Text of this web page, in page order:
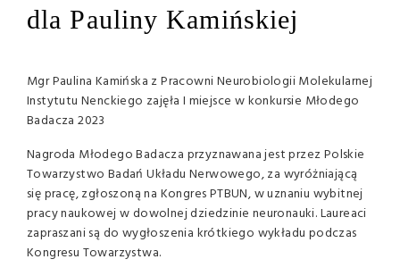
dla Pauliny Kamińskiej
Mgr Paulina Kamińska z Pracowni Neurobiologii Molekularnej
Instytutu Nenckiego zajęła I miejsce w konkursie Młodego
Badacza 2023
Nagroda Młodego Badacza przyznawana jest przez Polskie
Towarzystwo Badań Układu Nerwowego, za wyróżniającą
się pracę, zgłoszoną na Kongres PTBUN, w uznaniu wybitnej
pracy naukowej w dowolnej dziedzinie neuronauki. Laureaci
zapraszani są do wygłoszenia krótkiego wykładu podczas
Kongresu Towarzystwa.